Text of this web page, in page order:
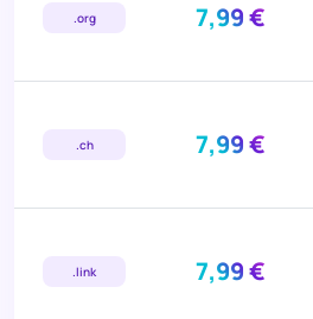
.org 7,99 €
.ch 7,99 €
.link 7,99 €